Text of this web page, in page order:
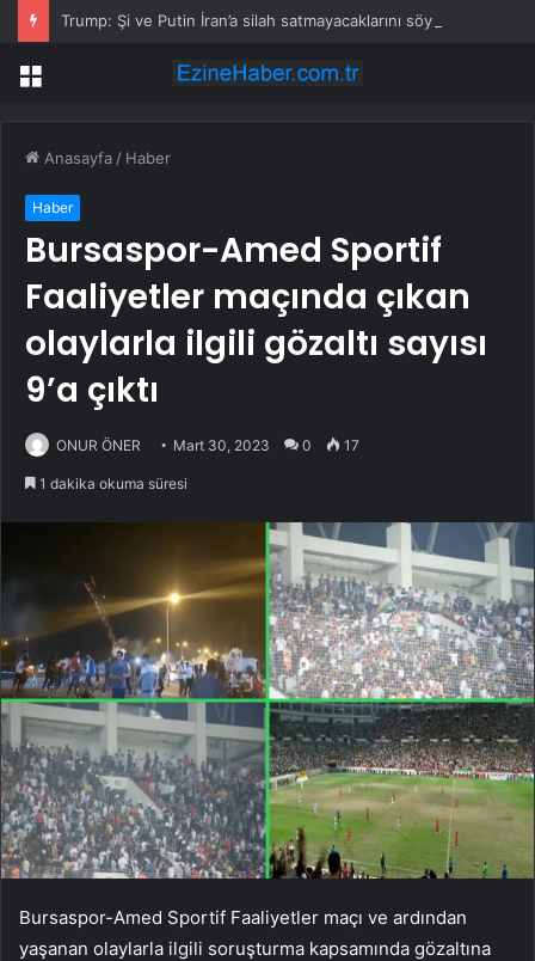
Trump: Şi ve Putin İran’a silah satmayacaklarını söyledi
Menü
Anasayfa / Haber
Haber
Bursaspor-Amed Sportif
Faaliyetler maçında çıkan
olaylarla ilgili gözaltı sayısı
9’a çıktı
ONUR ÖNER Mart 30, 2023 0 17
1 dakika okuma süresi
Bursaspor-Amed Sportif Faaliyetler maçı ve ardından
yaşanan olaylarla ilgili soruşturma kapsamında gözaltına